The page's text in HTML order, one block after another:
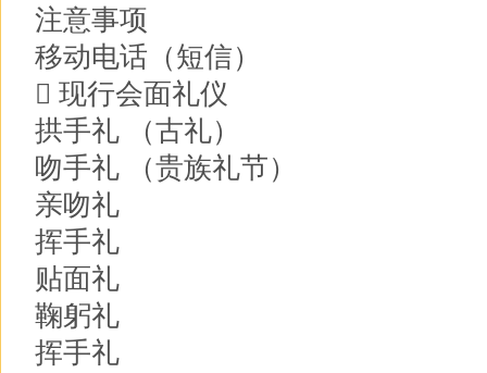
注意事项
移动电话（短信）
 现行会面礼仪
拱手礼 （古礼）
吻手礼 （贵族礼节）
亲吻礼
挥手礼
贴面礼
鞠躬礼
挥手礼